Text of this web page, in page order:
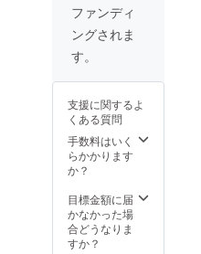
ファンディ
ングされま
す。
支援に関するよ
くある質問
手数料はいく
らかかります
か？
目標金額に届
かなかった場
合どうなりま
すか？